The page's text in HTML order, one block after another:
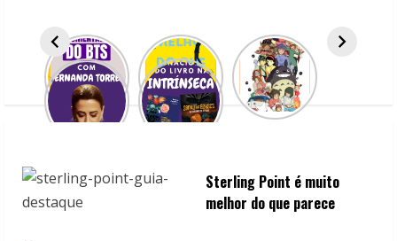
Sterling Point é muito
melhor do que parece